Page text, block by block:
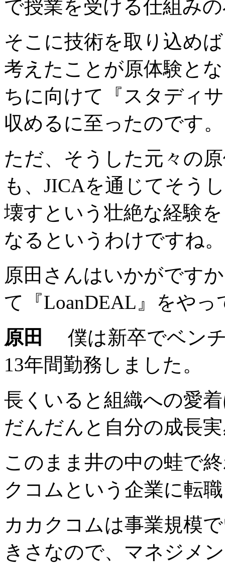
で授業を受ける仕組み
そこに技術を取り込め
考えたことが原体験と
ちに向けて『スタディ
収めるに至ったのです。
ただ、そうした元々の
も、JICAを通じてそう
壊すという壮絶な経験
なるというわけですね。
原田さんはいかがです
て『LoanDEAL』をや
原田
僕は新卒でベン
13年間勤務しました。
長くいると組織への愛
だんだんと自分の成長
このまま井の中の蛙で
クコムという企業に転
カカクコムは事業規模
きさなので、マネジメ